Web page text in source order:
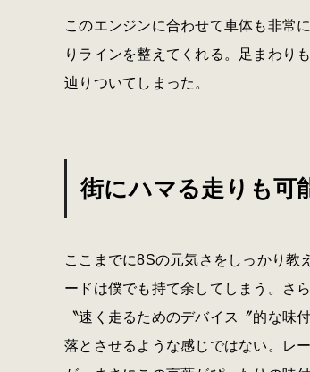
このエンジンに合わせて車体も非常
りラインを整えてくれる。足まわり
辿りついてしまった。
街にハマる走りも可
ここまでに8Sの元気さをしっかり教
ードは僕でも持て余してしまう。さ
〝速く走るためのデバイス〞的な味
落とさせるような感じではない。レ